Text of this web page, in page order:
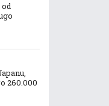
260.000